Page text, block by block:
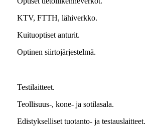
KTV, FTTH, lähiverkko.
Kuituoptiset anturit.
Optinen siirtojärjestelmä.
Testilaitteet.
Teollisuus-, kone- ja sotilasala.
Edistykselliset tuotanto- ja testauslaitteet.